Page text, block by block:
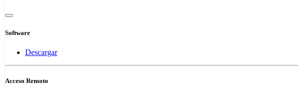
Software
Descargar
Acceso Remoto